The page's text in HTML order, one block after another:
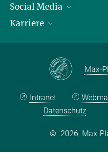
Öffnungszeiten & Anfahrt
Ansprechpersonen
Social Media
LinkedIn
Karriere
Max Planck Law
Max-
Intranet
Datenschutz
© 2026, Max-